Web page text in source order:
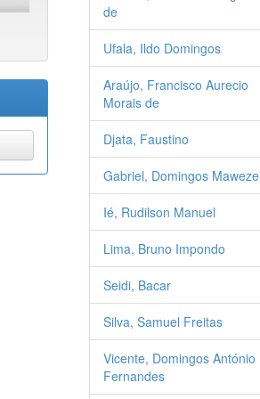
de
Ufala, Ildo Domingos
Araújo, Francisco Aurecio
Morais de
Djata, Faustino
Gabriel, Domingos Maweze
Ié, Rudilson Manuel
Lima, Bruno Impondo
Seidi, Bacar
Silva, Samuel Freitas
Vicente, Domingos António
Fernandes